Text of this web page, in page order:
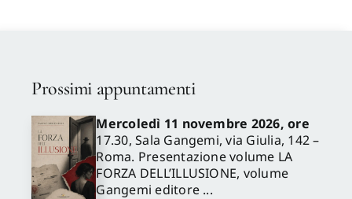
Prossimi appuntamenti
Mercoledì 11 novembre 2026, ore
17.30, Sala Gangemi, via Giulia, 142 –
Roma. Presentazione volume LA
FORZA DELL’ILLUSIONE, volume
Gangemi editore ...